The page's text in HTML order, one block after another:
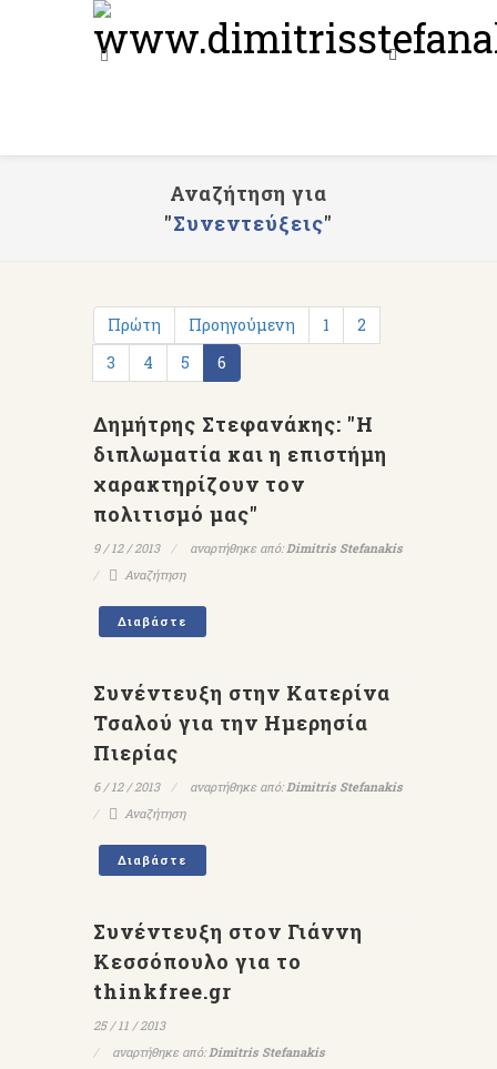
Αναζήτηση για
"Συνεντεύξεις"
Πρώτη Προηγούμενη 1
2
3
4 5 6
Δημήτρης Στεφανάκης: "Η
διπλωματία και η επιστήμη
χαρακτηρίζουν τον
πολιτισμό μας"
9 / 12 / 2013 αναρτήθηκε από:Dimitris Stefanakis
Αναζήτηση
Διαβάστε
Συνέντευξη στην Κατερίνα
Τσαλού για την Ημερησία
Πιερίας
6 / 12 / 2013 αναρτήθηκε από:Dimitris Stefanakis
Αναζήτηση
Διαβάστε
Συνέντευξη στον Γιάννη
Κεσσόπουλο για το
thinkfree.gr
25 / 11 / 2013
αναρτήθηκε από:Dimitris Stefanakis